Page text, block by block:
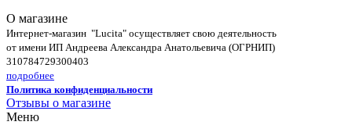
О магазине
Интернет-магазин "Lucita" осуществляет свою деятельность
от имени ИП Андреева Александра Анатольевича (ОГРНИП)
310784729300403
подробнее
Политика конфиденциальности
Отзывы о магазине
Меню